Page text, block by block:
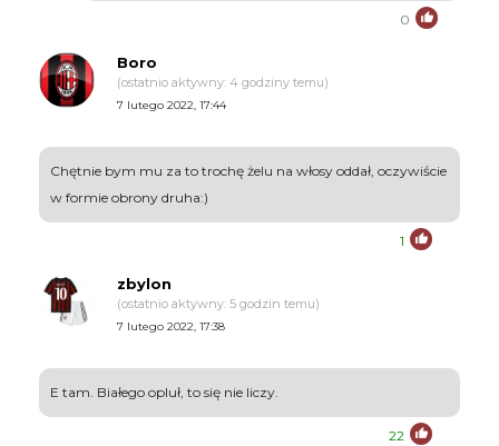
0
Boro
(ostatnio aktywny: 4 godziny temu)
7 lutego 2022, 17:44
Chętnie bym mu za to trochę żelu na włosy oddał, oczywiście
w formie obrony druha:)
1
zbylon
(ostatnio aktywny: 5 godzin temu)
7 lutego 2022, 17:38
E tam. Białego opluł, to się nie liczy.
22